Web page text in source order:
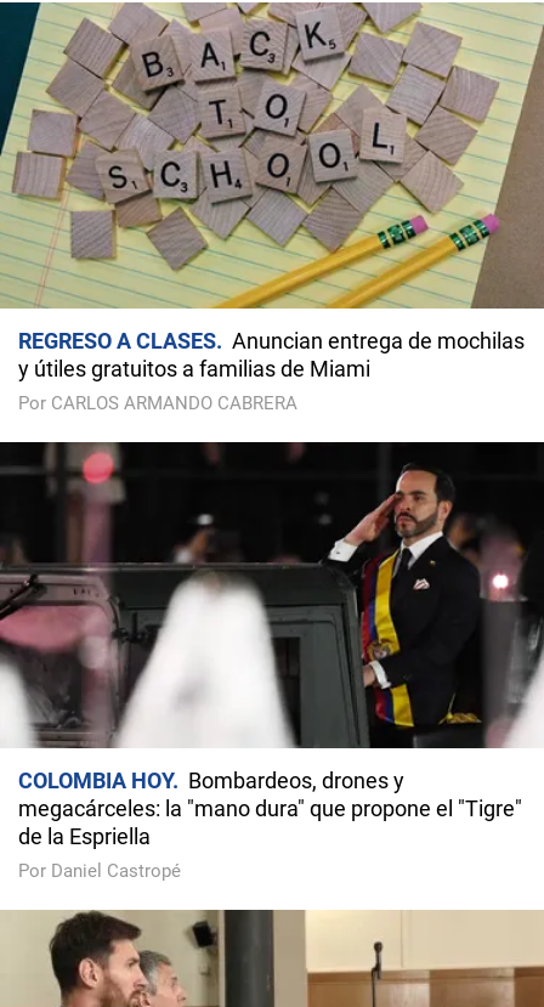
REGRESO A CLASES
Anuncian entrega de mochilas
y útiles gratuitos a familias de Miami
Por CARLOS ARMANDO CABRERA
COLOMBIA HOY
Bombardeos, drones y
megacárceles: la "mano dura" que propone el "Tigre"
de la Espriella
Por Daniel Castropé